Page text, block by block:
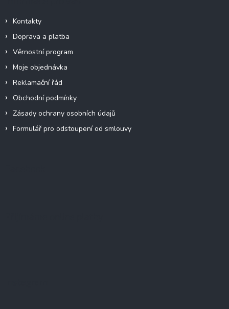
Kontakty
Doprava a platba
Věrnostní program
Moje objednávka
Reklamační řád
Obchodní podmínky
Zásady ochrany osobních údajů
Formulář pro odstoupení od smlouvy